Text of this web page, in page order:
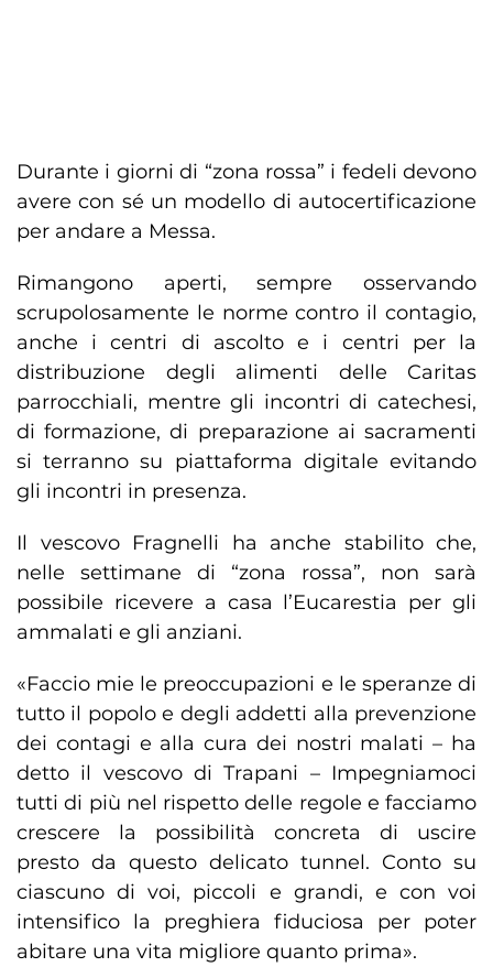
Durante i giorni di “zona rossa” i fedeli devono
avere con sé un modello di autocertificazione
per andare a Messa.
Rimangono aperti, sempre osservando
scrupolosamente le norme contro il contagio,
anche i centri di ascolto e i centri per la
distribuzione degli alimenti delle Caritas
parrocchiali, mentre gli incontri di catechesi,
di formazione, di preparazione ai sacramenti
si terranno su piattaforma digitale evitando
gli incontri in presenza.
Il vescovo Fragnelli ha anche stabilito che,
nelle settimane di “zona rossa”, non sarà
possibile ricevere a casa l’Eucarestia per gli
ammalati e gli anziani.
«Faccio mie le preoccupazioni e le speranze di
tutto il popolo e degli addetti alla prevenzione
dei contagi e alla cura dei nostri malati – ha
detto il vescovo di Trapani – Impegniamoci
tutti di più nel rispetto delle regole e facciamo
crescere la possibilità concreta di uscire
presto da questo delicato tunnel. Conto su
ciascuno di voi, piccoli e grandi, e con voi
intensifico la preghiera fiduciosa per poter
abitare una vita migliore quanto prima».